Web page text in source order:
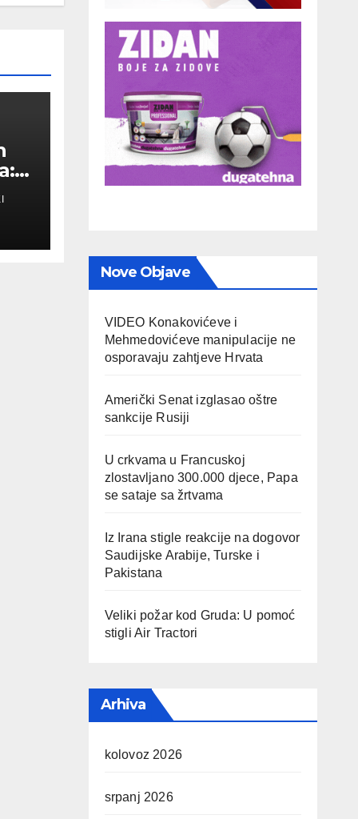
Nove Objave
VIDEO Konakovićeve i
Mehmedovićeve manipulacije ne
osporavaju zahtjeve Hrvata
Američki Senat izglasao oštre
sankcije Rusiji
U crkvama u Francuskoj
zlostavljano 300.000 djece, Papa
se sataje sa žrtvama
Iz Irana stigle reakcije na dogovor
Saudijske Arabije, Turske i
Pakistana
Veliki požar kod Gruda: U pomoć
stigli Air Tractori
Arhiva
kolovoz 2026
srpanj 2026